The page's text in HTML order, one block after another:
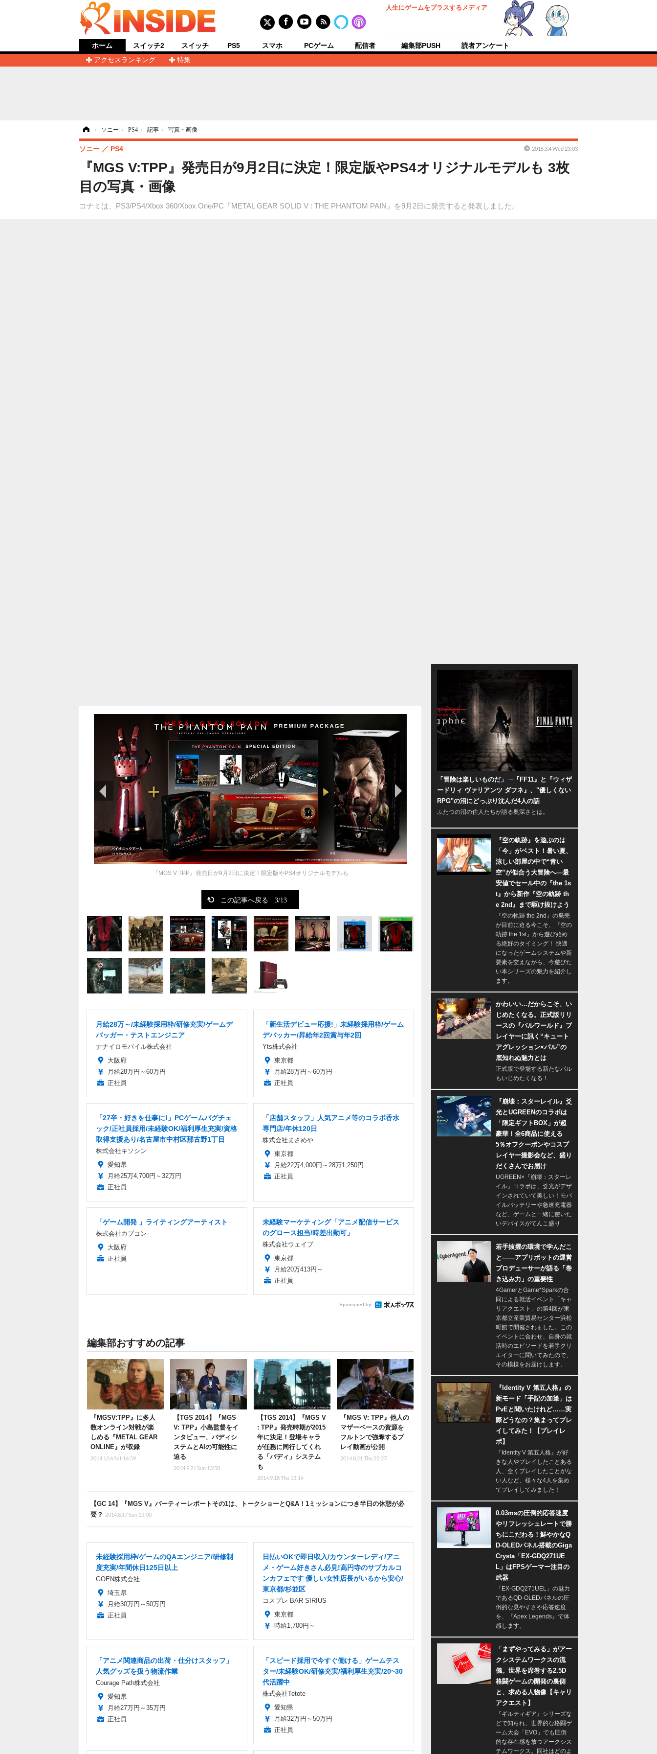
人生にゲームをプラスするメディア
ホーム
アクセスランキング
特集
スイッチ2 スイッチ PS5 スマホ PCゲーム 配信者 編集部PUSH 読者アンケート
› ソニー › PS4 › 記事 › 写真・画像
『MGS V:TPP』発売日が9月2日に決定！限定版やPS4オリジナルモデルも 3枚
目の写真・画像
コナミは、PS3/PS4/Xbox 360/Xbox One/PC『METAL GEAR SOLID V : THE PHANTOM PAIN』を9月2日に発売すると発表しました。
ソニー PS4 2015.3.4 Wed 23:03
『MGS V:TPP』発売日が9月2日に決定！限定版やPS4オリジナルモデルも
次の画像
この記事へ戻る 3/13
月給28万～/未経験採用枠/研修充実/ゲームデ
バッガー・テストエンジニア
ナナイロモバイル株式会社
大阪府
月給28万円～60万円
正社員
「新生活デビュー応援!」未経験採用枠/ゲーム
デバッカー/昇給年2回賞与年2回
Yts株式会社
東京都
月給28万円～60万円
正社員
「27卒・好きを仕事に!」PCゲームバグチェ
ック/正社員採用/未経験OK/福利厚生充実/資格
取得支援あり/名古屋市中村区那古野1丁目
株式会社キソシン
愛知県
月給25万4,700円～32万円
正社員
「店舗スタッフ」人気アニメ等のコラボ香水
専門店/年休120日
株式会社まさめや
東京都
月給22万4,000円～28万1,250円
正社員
「ゲーム開発 」ライティングアーティスト
株式会社カプコン
大阪府
正社員
未経験マーケティング「アニメ配信サービス
のグロース担当/時差出勤可」
株式会社ウェイブ
東京都
月給20万413円～
正社員
Sponsored by
編集部おすすめの記事
『MGSV:TPP』に多人
数オンライン対戦が楽
しめる『METAL GEAR
ONLINE』が収録
2014.12.6 Sat 16:59
【TGS 2014】『MGS
V: TPP』小島監督をイ
ンタビュー、バディシ
ステムとAIの可能性に
迫る
2014.9.21 Sun 13:50
【TGS 2014】『MGS V
: TPP』発売時期が2015
年に決定！登場キャラ
が任務に同行してくれ
る「バディ」システム
も
2014.9.18 Thu 13:14
『MGS V: TPP』他人の
マザーベースの資源を
フルトンで強奪するプ
レイ動画が公開
2014.8.21 Thu 22:27
【GC 14】『MGS V』パーティーレポートその1は、トークショーとQ&A！1ミッションにつき半日の休憩が必
要？
2014.8.17 Sun 13:00
未経験採用枠/ゲームのQAエンジニア/研修制
度充実/年間休日125日以上
GOEN株式会社
埼玉県
月給30万円～50万円
正社員
日払いOKで即日収入/カウンターレディ/アニ
メ・ゲーム好きさん必見!高円寺のサブカルコ
ンカフェです 優しい女性店長がいるから安心/
東京都/杉並区
コスプレ BAR SIRIUS
東京都
時給1,700円～
「アニメ関連商品の出荷・仕分けスタッフ」
人気グッズを扱う物流作業
Courage Path株式会社
愛知県
月給27万円～35万円
正社員
「スピード採用で今すぐ働ける」ゲームテス
ター/未経験OK/研修充実/福利厚生充実/20~30
代活躍中
株式会社Tetote
愛知県
月給32万円～50万円
正社員
「冒険は楽しいものだ」 ─『FF11』と『ウィザ
ードリィ ヴァリアンツ ダフネ』、"優しくない
RPG"の沼にどっぷり沈んだ4人の話
ふたつの沼の住人たちが語る奥深さとは。
『空の軌跡』を遊ぶのは
「今」がベスト！暑い夏、
涼しい部屋の中で“青い
空”が似合う大冒険へ―最
安値でセール中の『the 1s
t』から新作『空の軌跡 th
e 2nd』まで駆け抜けよう
『空の軌跡 the 2nd』の発売
が目前に迫る今こそ、『空の
軌跡 the 1st』から遊び始め
る絶好のタイミング！ 快適
になったゲームシステムや新
要素を交えながら、今遊びた
い本シリーズの魅力を紹介し
ます。
かわいい…だからこそ、い
じめたくなる。正式版リリ
ースの『パルワールド』プ
レイヤーに訊く“キュート
アグレッション×パル”の
底知れぬ魅力とは
正式版で登場する新たなパル
もいじめたくなる！
『崩壊：スターレイル』爻
光とUGREENのコラボは
「限定ギフトBOX」が超
豪華！全6商品に使える
5％オフクーポンやコスプ
レイヤー撮影会など、盛り
だくさんでお届け
UGREEN×『崩壊：スターレ
イル』コラボは、爻光がデザ
インされていて美しい！モバ
イルバッテリーや急速充電器
など、ゲームと一緒に使いた
いデバイスがてんこ盛り
若手抜擢の環境で学んだこ
と――アプリボットの運営
プロデューサーが語る「巻
き込み力」の重要性
4GamerとGame*Sparkの合
同による就活イベント「キャ
リアクエスト」の第4回が東
京都立産業貿易センター浜松
町館で開催されました。この
イベントに合わせ、自身の就
活時のエピソードを若手クリ
エイターに聞いてみたので、
その模様をお届けします。
『Identity V 第五人格』の
新モード「手記の加筆」は
PvEと聞いたけれど……実
際どうなの？集まってプレ
イしてみた！【プレイレ
ポ】
『Identity V 第五人格』が好
きな人やプレイしたことある
人、全くプレイしたことがな
い人など、様々な4人を集め
てプレイしてみました！
0.03msの圧倒的応答速度
やリフレッシュレートで勝
ちにこだわる！鮮やかなQ
D-OLEDパネル搭載のGiga
Crysta「EX-GDQ271UE
L」はFPSゲーマー注目の
武器
「EX-GDQ271UEL」の魅力
であるQD-OLEDパネルの圧
倒的な見やすさや応答速度
を、『Apex Legends』で体
感します。
「まずやってみる」がアー
クシステムワークスの流
儀。世界を席巻する2.5D
格闘ゲームの開発の裏側
と、求める人物像【キャリ
アクエスト】
『ギルティギア』シリーズな
どで知られ、世界的な格闘ゲ
ーム大会「EVO」でも圧倒
的な存在感を放つアークシス
テムワークス。同社はどのよ